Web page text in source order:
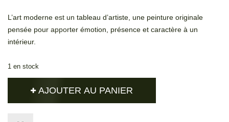
L’art moderne est un tableau d’artiste, une peinture originale
pensée pour apporter émotion, présence et caractère à un
intérieur.
1 en stock
AJOUTER AU PANIER